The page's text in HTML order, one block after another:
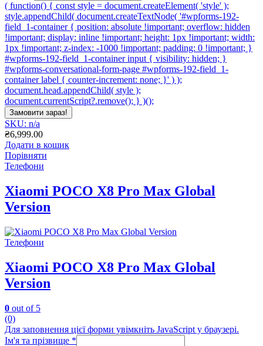
( function() { const style = document.createElement( 'style' );
style.appendChild( document.createTextNode( '#wpforms-192-
field_1-container { position: absolute !important; overflow: hidden
!important; display: inline !important; height: 1px !important; width:
1px !important; z-index: -1000 !important; padding: 0 !important; }
#wpforms-192-field_1-container input { visibility: hidden; }
#wpforms-conversational-form-page #wpforms-192-field_1-
container label { counter-increment: none; }' ) );
document.head.appendChild( style );
document.currentScript?.remove(); } )();
Замовити зараз!
SKU: n/a
₴6,999.00
Додати в кошик
Порівняти
Телефони
Xiaomi POCO X8 Pro Max Global
Version
Телефони
Xiaomi POCO X8 Pro Max Global
Version
0 out of 5
(0)
Для заповнення цієї форми увімкніть JavaScript у браузері.
Ім'я та прізвище *